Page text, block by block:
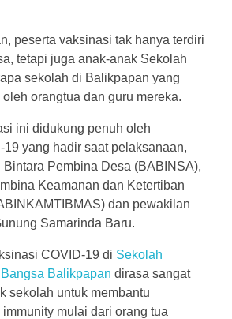
peserta vaksinasi tak hanya terdiri
tetapi juga anak-anak Sekolah
sekolah di Balikpapan yang
orangtua dan guru mereka.
ini didukung penuh oleh
19 yang hadir saat pelaksanaan,
Bintara Pembina Desa (BABINSA),
Keamanan dan Ketertiban
dan pewakilan
Samarinda Baru.
COVID-19 di Sekolah
Balikpapan dirasa sangat
sekolah untuk membantu
mulai dari orang tua